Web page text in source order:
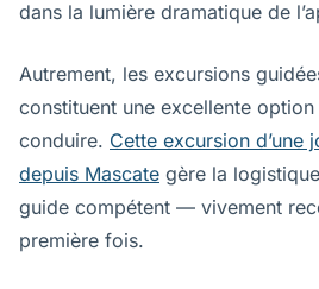
dans la lumière dramatique de
Autrement, les excursions
constituent une excellente
conduire. Cette excursion d’une
depuis Mascate gère la
guide compétent — vivement
première fois.